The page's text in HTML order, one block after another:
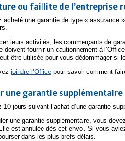
ou faillite de l’entreprise
acheté une garantie de type « assurance
leurs activités, les commerçants de
doivent fournir un cautionnement à
être utilisée pour vous dédommager si
joindre l’Office pour savoir comment
une garantie supplémentaire
10 jours suivant l’achat d’une garantie
une garantie supplémentaire, vous
est annulée dès cet envoi. Si vous
dans les plus brefs délais.